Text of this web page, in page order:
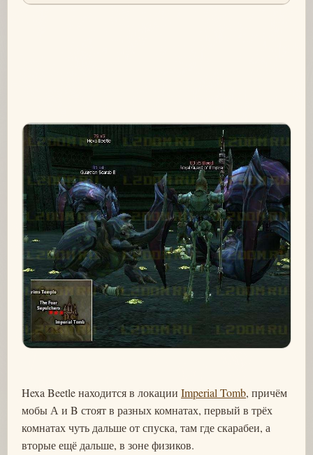
Hexa Beetle находится в локации Imperial Tomb, причём
мобы А и B стоят в разных комнатах, первый в трёх
комнатах чуть дальше от спуска, там где скарабеи, а
вторые ещё дальше, в зоне физиков.